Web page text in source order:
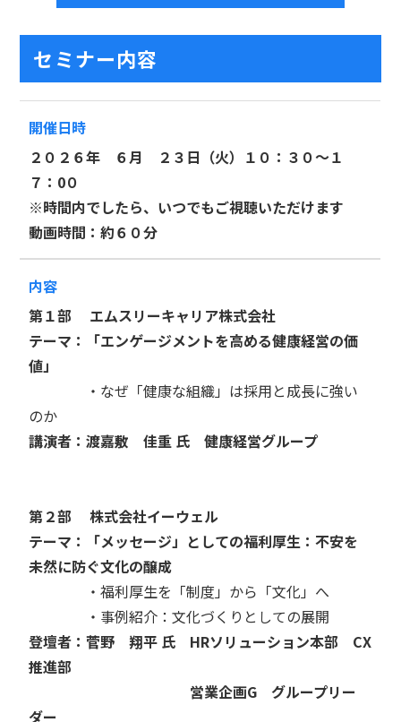
セミナー内容
開催日時
２０２６年 ６月 ２３日（火）１０：３０～１
７：0０
※時間内でしたら、いつでもご視聴いただけます
動画時間：約６０分
内容
第１部 エムスリーキャリア株式会社
テーマ：「エンゲージメントを高める健康経営の価
値」
・なぜ「健康な組織」は採用と成長に強い
のか
講演者：渡嘉敷 佳重 氏 健康経営グループ
第２部 株式会社イーウェル
テーマ：「メッセージ」としての福利厚生：不安を
未然に防ぐ文化の醸成
・福利厚生を「制度」から「文化」へ
・事例紹介：文化づくりとしての展開
登壇者：菅野 翔平 氏 HRソリューション本部 CX
推進部
営業企画G グループリー
ダー